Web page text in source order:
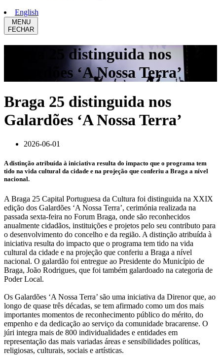
English
MENU
FECHAR
Braga 25 distinguida nos
Galardões ‘A Nossa Terra’
Braga 25 distinguida nos
Galardões ‘A Nossa Terra’
2026-06-01
A distinção atribuída à iniciativa resulta do impacto que o programa tem
tido na vida cultural da cidade e na projeção que conferiu a Braga a nível
nacional.
A Braga 25 Capital Portuguesa da Cultura foi distinguida na XXIX
edição dos Galardões ‘A Nossa Terra’, cerimónia realizada na
passada sexta-feira no Forum Braga, onde são reconhecidos
anualmente cidadãos, instituições e projetos pelo seu contributo para
o desenvolvimento do concelho e da região. A distinção atribuída à
iniciativa resulta do impacto que o programa tem tido na vida
cultural da cidade e na projeção que conferiu a Braga a nível
nacional. O galardão foi entregue ao Presidente do Município de
Braga, João Rodrigues, que foi também galardoado na categoria de
Poder Local.
Os Galardões ‘A Nossa Terra’ são uma iniciativa da Direnor que, ao
longo de quase três décadas, se tem afirmado como um dos mais
importantes momentos de reconhecimento público do mérito, do
empenho e da dedicação ao serviço da comunidade bracarense. O
júri integra mais de 800 individualidades e entidades em
representação das mais variadas áreas e sensibilidades políticas,
religiosas, culturais, sociais e artísticas.